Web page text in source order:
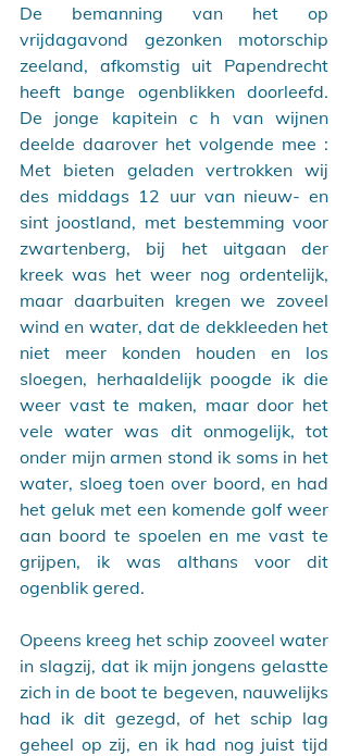
De bemanning van het op
vrijdagavond gezonken motorschip
zeeland, afkomstig uit Papendrecht
heeft bange ogenblikken doorleefd.
De jonge kapitein c h van wijnen
deelde daarover het volgende mee :
Met bieten geladen vertrokken wij
des middags 12 uur van nieuw- en
sint joostland, met bestemming voor
zwartenberg, bij het uitgaan der
kreek was het weer nog ordentelijk,
maar daarbuiten kregen we zoveel
wind en water, dat de dekkleeden het
niet meer konden houden en los
sloegen, herhaaldelijk poogde ik die
weer vast te maken, maar door het
vele water was dit onmogelijk, tot
onder mijn armen stond ik soms in het
water, sloeg toen over boord, en had
het geluk met een komende golf weer
aan boord te spoelen en me vast te
grijpen, ik was althans voor dit
ogenblik gered.
Opeens kreeg het schip zooveel water
in slagzij, dat ik mijn jongens gelastte
zich in de boot te begeven, nauwelijks
had ik dit gezegd, of het schip lag
geheel op zij, en ik had nog juist tijd